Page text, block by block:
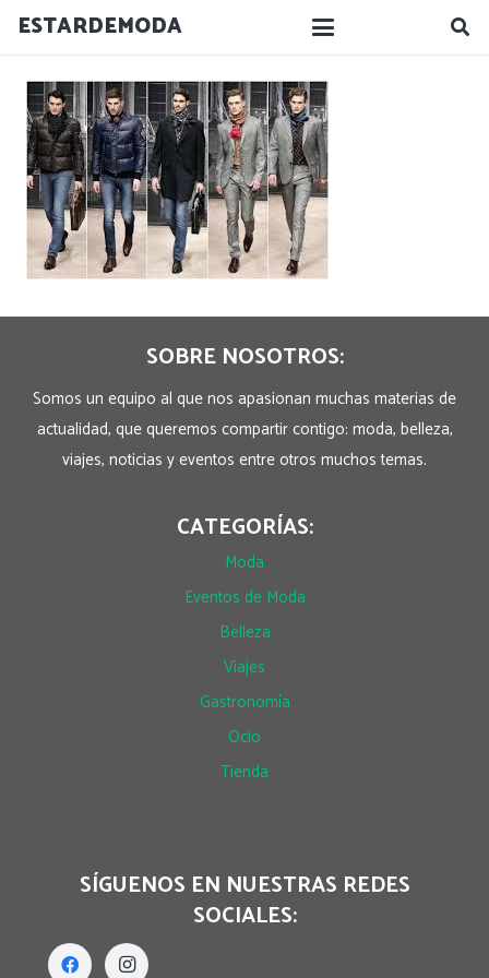
ESTARDEMODA
SOBRE NOSOTROS:
Somos un equipo al que nos apasionan muchas materias de
actualidad, que queremos compartir contigo: moda, belleza,
viajes, noticias y eventos entre otros muchos temas.
CATEGORÍAS:
Moda
Eventos de Moda
Belleza
Viajes
Gastronomía
Ocio
Tienda
SÍGUENOS EN NUESTRAS REDES
SOCIALES: